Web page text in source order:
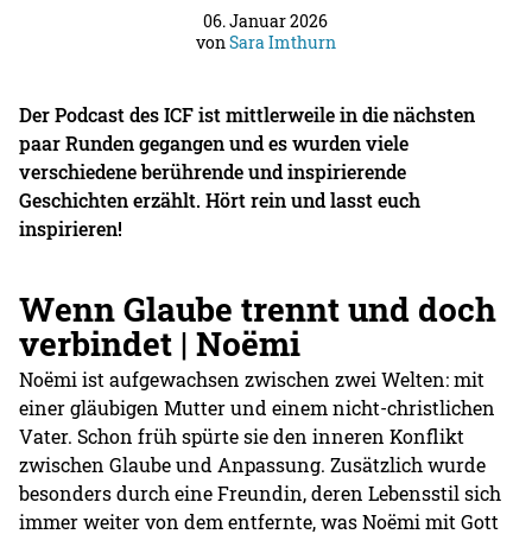
06. Januar 2026
vonSara Imthurn
Der Podcast des ICF ist mittlerweile in die nächsten
paar Runden gegangen und es wurden viele
verschiedene berührende und inspirierende
Geschichten erzählt. Hört rein und lasst euch
inspirieren!
Wenn Glaube trennt und doch
verbindet | Noëmi
Noëmi ist aufgewachsen zwischen zwei Welten: mit
einer gläubigen Mutter und einem nicht-christlichen
Vater. Schon früh spürte sie den inneren Konflikt
zwischen Glaube und Anpassung. Zusätzlich wurde
besonders durch eine Freundin, deren Lebensstil sich
immer weiter von dem entfernte, was Noëmi mit Gott